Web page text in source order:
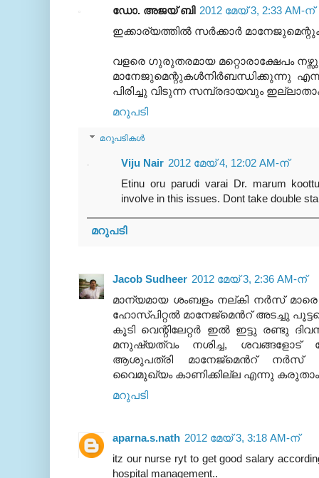
ഡോ. അജയ് ബി 2012 മേയ് 3, 2:33 AM-ന്
ഇക്കാര്യത്തിൽ സർക്കാർ
വളരെ ഗുരുതരമായ മറ്റൊരാക്ഷേപം
മാനേജുമെന്റുകൾനിർബന്ധിക്കുന്നു
പിരിച്ചു വിടുന്ന സമ്പ്രദായവും
മറുപടി
മറുപടികൾ
Viju Nair 2012 മേയ് 4, 12:02 AM-ന്
Etinu oru parudi varai Dr. marum
involve in this issues. Dont take double
മറുപടി
Jacob Sudheer 2012 മേയ് 3, 2:36 AM-ന്
മാന്യമായ ശംബളം നല്കി നര്‍സ് മാരെ
ഹോസ്പിറ്റല്‍ മാനേജ്മെന്‍റ് അടച്ചു
കൂടി വെന്റിലേറ്റര്‍ ഇല്‍ ഇട്ടു രണ്ടു
മനുഷ്യത്വം നശിച്ച,
ആശുപത്രി മാനേജ്മെന്‍റ് നര്‍സ്
വൈമുഖ്യം കാണിക്കില്ല എന്നു
മറുപടി
aparna.s.nath 2012 മേയ് 3, 3:18 AM-ന്
itz our nurse ryt to get good salary
hospital management..